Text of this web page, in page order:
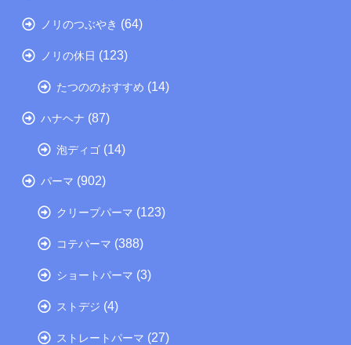
ノリのつぶやき (64)
ノリの休日 (123)
たつののおすすめ (14)
ハナヘナ (87)
泡ディゴ (14)
パーマ (902)
クリープパーマ (123)
コテパーマ (388)
ショートパーマ (3)
ストデジ (4)
ストレートパーマ (27)